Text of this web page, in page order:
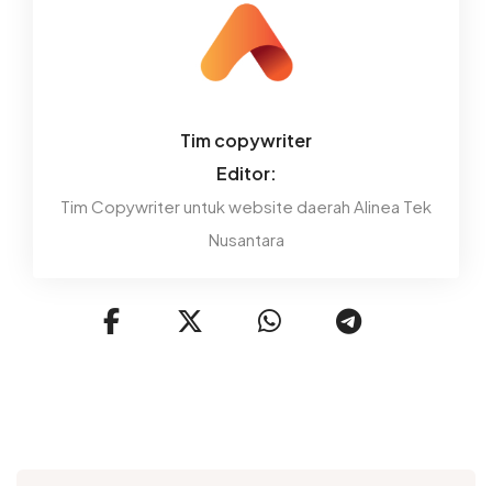
Tim copywriter
Editor:
Tim Copywriter untuk website daerah Alinea Tek
Nusantara